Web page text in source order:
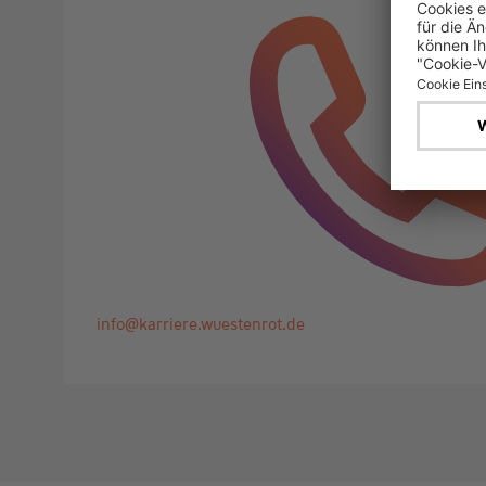
info@karriere.wuestenrot.de